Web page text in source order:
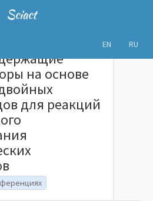
Sciact
EN RU
на основе
для реакций